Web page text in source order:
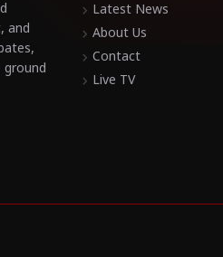
and
chevron_right Latest News
chevron_right About Us
chevron_right Contact
chevron_right Live TV